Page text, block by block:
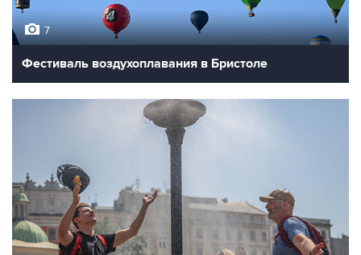
7
Фестиваль воздухоплавания в Бристоле